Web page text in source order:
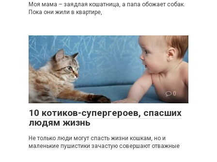
Моя мама – заядлая кошатница, а папа обожает собак.
Пока они жили в квартире,
0
10 котиков-супергероев, спасших
людям жизнь
Не только люди могут спасть жизни кошкам, но и
маленькие пушистики зачастую совершают отважные